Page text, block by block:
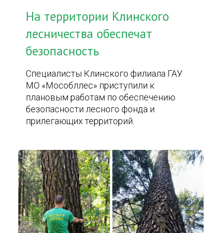
На территории Клинского
лесничества обеспечат
безопасность
Специалисты Клинского филиала ГАУ
МО «Мособллес» приступили к
плановым работам по обеспечению
безопасности лесного фонда и
прилегающих территорий.